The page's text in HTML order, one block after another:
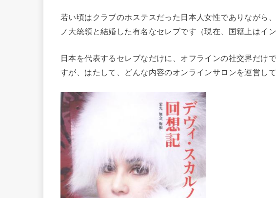
若い頃はクラブのホステスだった日本人女性でありながら
ノ大統領と結婚した有名なセレブです（現在、国籍上はイ
日本を代表するセレブなだけに、オフラインの社交界だけ
すが、はたして、どんな内容のオンラインサロンを運営し